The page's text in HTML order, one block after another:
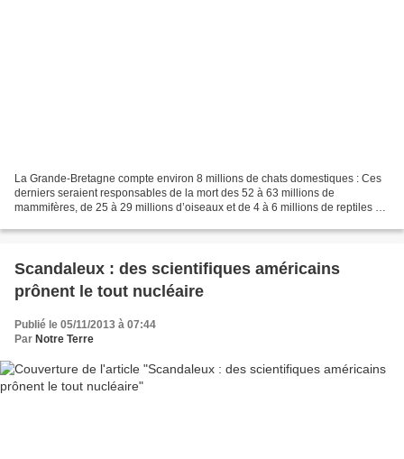
La Grande-Bretagne compte environ 8 millions de chats domestiques : Ces
derniers seraient responsables de la mort des 52 à 63 millions de
mammifères, de 25 à 29 millions d’oiseaux et de 4 à 6 millions de reptiles et
Scandaleux : des scientifiques américains
prônent le tout nucléaire
Publié le 05/11/2013 à 07:44
Par Notre Terre